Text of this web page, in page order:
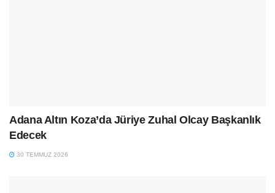
Adana Altın Koza’da Jüriye Zuhal Olcay Başkanlık
Edecek
30 TEMMUZ 2026